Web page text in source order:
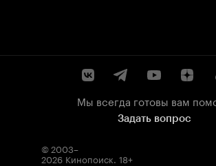
Мы всегда готовы вам
Задать вопрос
© 2003–
2026 Кинопоиск. 18+